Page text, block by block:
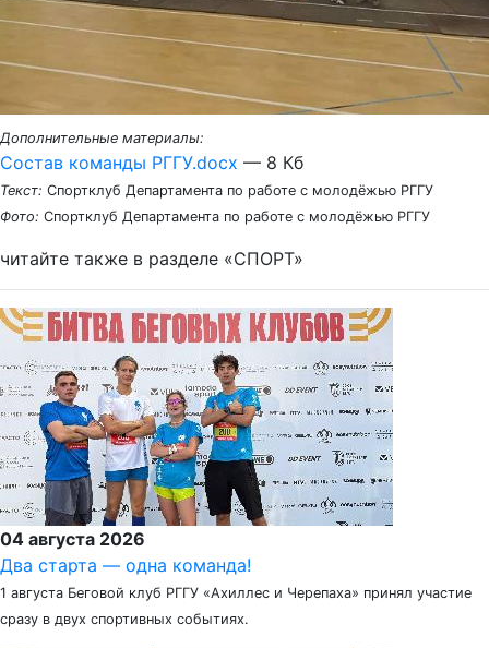
Дополнительные материалы:
Состав команды РГГУ.docx — 8 Кб
Текст: Спортклуб Департамента по работе с молодёжью РГГУ
Фото: Спортклуб Департамента по работе с молодёжью РГГУ
читайте также в разделе «СПОРТ»
04 августа 2026
Два старта — одна команда!
1 августа Беговой клуб РГГУ «Ахиллес и Черепаха» принял участие
сразу в двух спортивных событиях.